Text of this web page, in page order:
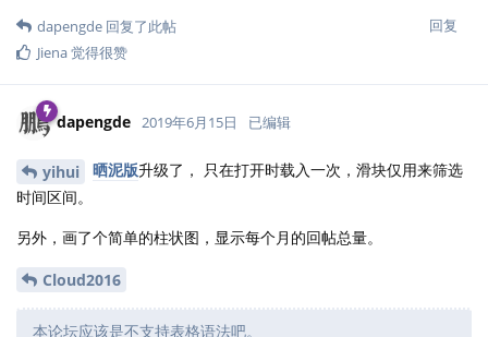
回复
dapengde 回复了此帖
Jiena觉得很赞
dapengde 2019年6月15日 已编辑
yihui 晒泥版升级了， 只在打开时载入一次，滑块仅用来筛选
时间区间。
另外，画了个简单的柱状图，显示每个月的回帖总量。
Cloud2016
本论坛应该是不支持表格语法吧。